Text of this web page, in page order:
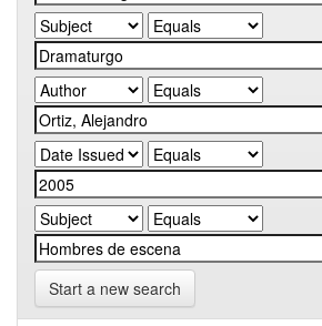
Start a new search